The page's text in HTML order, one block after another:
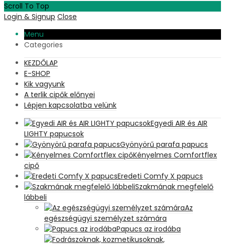
Scroll To Top
Login & Signup Close
Menu
Categories
KEZDŐLAP
E-SHOP
Kik vagyunk
A terlik cipők előnyei
Lépjen kapcsolatba velünk
Egyedi AIR és AIR
LIGHTY papucsok
Gyönyörű parafa papucs
Kényelmes Comfortflex
cipő
Eredeti Comfy X papucs
Szakmának megfelelő
lábbeli
Az
egészségügyi személyzet számára
Papucs az irodába